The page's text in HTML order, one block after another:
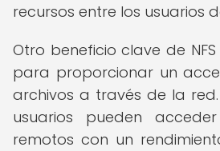
recursos entre los usuarios
Otro beneficio clave de
para proporcionar un
archivos a través de la red.
usuarios pueden
remotos con un